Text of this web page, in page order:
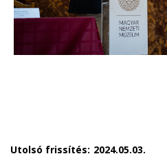
Utolsó frissítés: 2024.05.03.